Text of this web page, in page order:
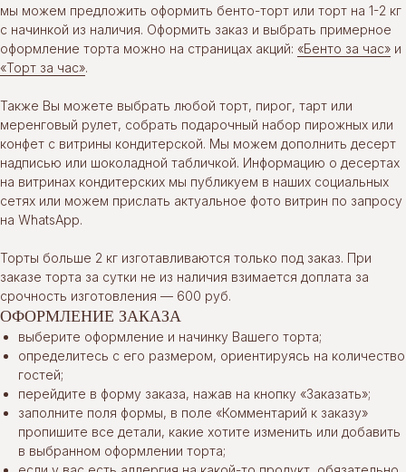
мы можем предложить оформить бенто-торт или торт на 1-2 кг
с начинкой из наличия. Оформить заказ и выбрать примерное
оформление торта можно на страницах акций: «Бенто за час» и
«Торт за час».
Также Вы можете выбрать любой торт, пирог, тарт или
меренговый рулет, собрать подарочный набор пирожных или
конфет с витрины кондитерской. Мы можем дополнить десерт
надписью или шоколадной табличкой. Информацию о десертах
на витринах кондитерских мы публикуем в наших социальных
сетях или можем прислать актуальное фото витрин по запросу
на WhatsApp.
Торты больше 2 кг изготавливаются только под заказ. При
заказе торта за сутки не из наличия взимается доплата за
срочность изготовления — 600 руб.
ОФОРМЛЕНИЕ ЗАКАЗА
выберите оформление и начинку Вашего торта;
определитесь с его размером, ориентируясь на количество
гостей;
перейдите в форму заказа, нажав на кнопку «Заказать»;
заполните поля формы, в поле «Комментарий к заказу»
пропишите все детали, какие хотите изменить или добавить
в выбранном оформлении торта;